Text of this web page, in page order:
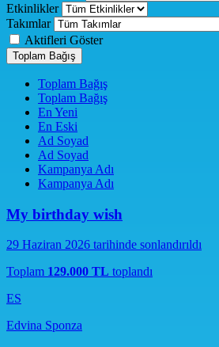
Etkinlikler
Takımlar
Aktifleri Göster
Toplam Bağış
Toplam Bağış
Toplam Bağış
En Yeni
En Eski
Ad Soyad
Ad Soyad
Kampanya Adı
Kampanya Adı
My birthday wish
29 Haziran 2026 tarihinde sonlandırıldı
Toplam 129.000 TL toplandı
ES
Edvina Sponza